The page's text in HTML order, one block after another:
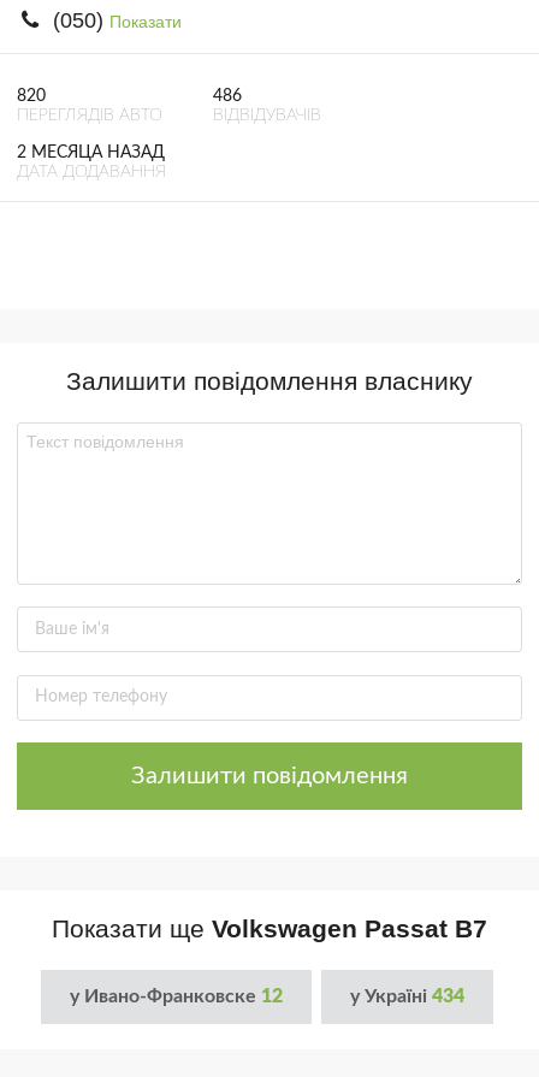
(050) Показати
820
ПЕРЕГЛЯДІВ АВТО
486
ВІДВІДУВАЧІВ
2 МЕСЯЦА НАЗАД
ДАТА ДОДАВАННЯ
Залишити повідомлення власнику
Залишити повідомлення
Показати ще Volkswagen Passat B7
у Ивано-Франковске 12 у Україні 434